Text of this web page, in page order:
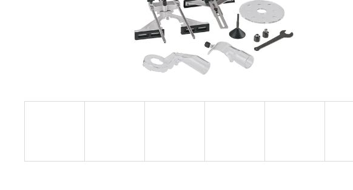
FLEX SAM-C 32 AS/NL CLIP-ADAPTÉR
FLEX CLIP-ADAPTÉR SAM-C 32 AS/NL
FLEX VLP-HCH SOLO
PRE VLP 18
€294